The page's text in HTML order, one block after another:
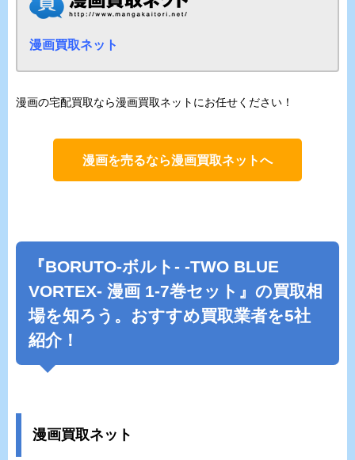
漫画買取ネット
漫画の宅配買取なら漫画買取ネットにお任せください！
漫画を売るなら漫画買取ネットへ
『BORUTO-ボルト- -TWO BLUE
VORTEX- 漫画 1-7巻セット』の買取相
場を知ろう。おすすめ買取業者を5社
紹介！
漫画買取ネット